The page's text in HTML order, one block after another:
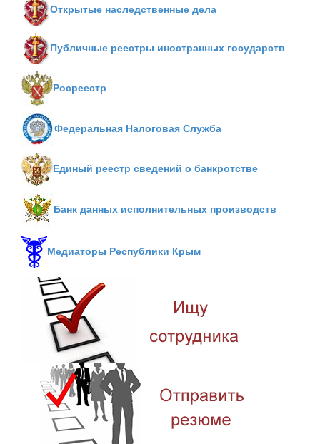
Открытые наследственные дела
Публичные реестры иностранных государств
Росреестр
Федеральная Налоговая Служба
Единый реестр сведений о банкротстве
Банк данных исполнительных производств
Медиаторы Республики Крым